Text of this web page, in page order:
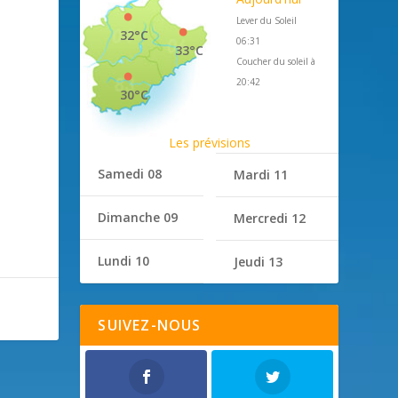
33°C
32°C
30°C
Lever du Soleil
06:31
Coucher du soleil à
20:42
Les prévisions
Samedi 08
Dimanche 09
Lundi 10
Mardi 11
Mercredi 12
Jeudi 13
SUIVEZ-NOUS